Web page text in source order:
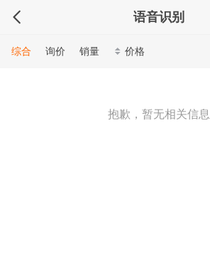
语音识别
综合 询价 销量 价格
抱歉，暂无相关信息